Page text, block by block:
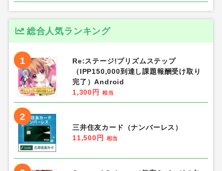
総合人気ランキング
1
Re:ステージ!プリズムステップ
（IPP150,000到達し課題報酬受け取り
完了）Android
1,300円
相当
2
三井住友カード（ナンバーレス）
11,500円
相当